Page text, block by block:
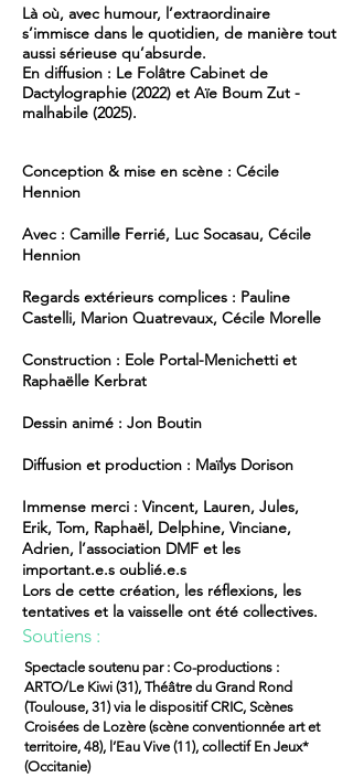
Là où, avec humour, l’extraordinaire
s’immisce dans le quotidien, de manière tout
aussi sérieuse qu’absurde.
En diffusion : Le Folâtre Cabinet de
Dactylographie (2022) et Aïe Boum Zut -
malhabile (2025).
Conception & mise en scène : Cécile
Hennion
Avec : Camille Ferrié, Luc Socasau, Cécile
Hennion
Regards extérieurs complices : Pauline
Castelli, Marion Quatrevaux, Cécile Morelle
Construction : Eole Portal-Menichetti et
Raphaëlle Kerbrat
Dessin animé : Jon Boutin
Diffusion et production : Maïlys Dorison
Immense merci : Vincent, Lauren, Jules,
Erik, Tom, Raphaël, Delphine, Vinciane,
Adrien, l’association DMF et les
important.e.s oublié.e.s
Lors de cette création, les réflexions, les
tentatives et la vaisselle ont été collectives.
Soutiens :
Spectacle soutenu par : Co-productions :
ARTO/Le Kiwi (31), Théâtre du Grand Rond
(Toulouse, 31) via le dispositif CRIC, Scènes
Croisées de Lozère (scène conventionnée art et
territoire, 48), l’Eau Vive (11), collectif En Jeux*
(Occitanie)